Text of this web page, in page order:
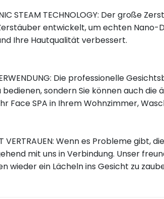
STEAM TECHNOLOGY: Der große
entwickelt, um echten Nano-
Ihre Hautqualität verbessert.
Die professionelle
sondern Sie können auch die
Face SPA in Ihrem Wohnzimmer,
VERTRAUEN: Wenn es Probleme
mit uns in Verbindung. Unser
wieder ein Lächeln ins Gesicht zu